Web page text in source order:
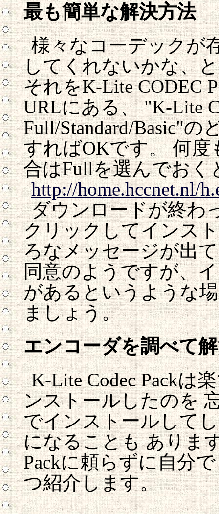
最も簡単な解決方法
様々なコーデックが
してくれないかな、
それをK-Lite CODEC
URLにある、 "K-Lite
Full/Standard/Basic"
すればOKです。 何
合はFullを選んでおく
http://home.hccnet.nl/
ダウンロードが終わ
クリックしてインス
ろなメッセージが出
同意のようですが、
があるというような
ましょう。
エンコーダを調べて
K-Lite Codec Packは
ンストールしたのを
でインストールして
になることも ありま
Packに頼らずに自分
つ紹介します。